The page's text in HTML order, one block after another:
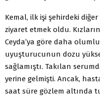
Kemal, ilk işi şehirdeki
ziyaret etmek oldu.
Ceyda’ya göre daha
uyuşturucunun dozu
sağlamıştı. Takılan
yerine gelmişti. Ancak,
saat süre gözlem altında